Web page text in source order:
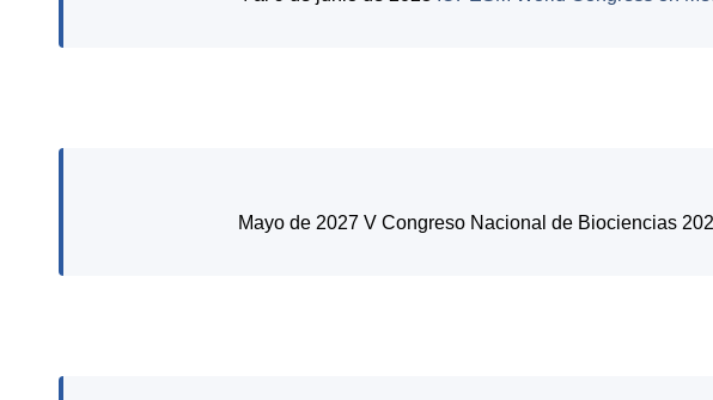
Mayo de 2027 V Congreso Nacional de Biociencias